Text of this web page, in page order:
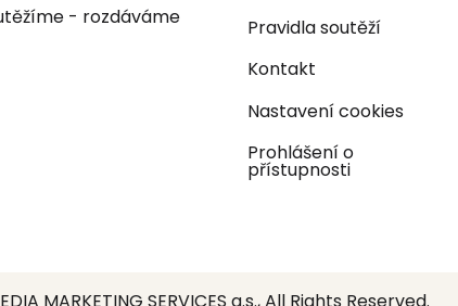
- rozdáváme
Pravidla soutěží
Kontakt
Nastavení cookies
Prohlášení o
přístupnosti